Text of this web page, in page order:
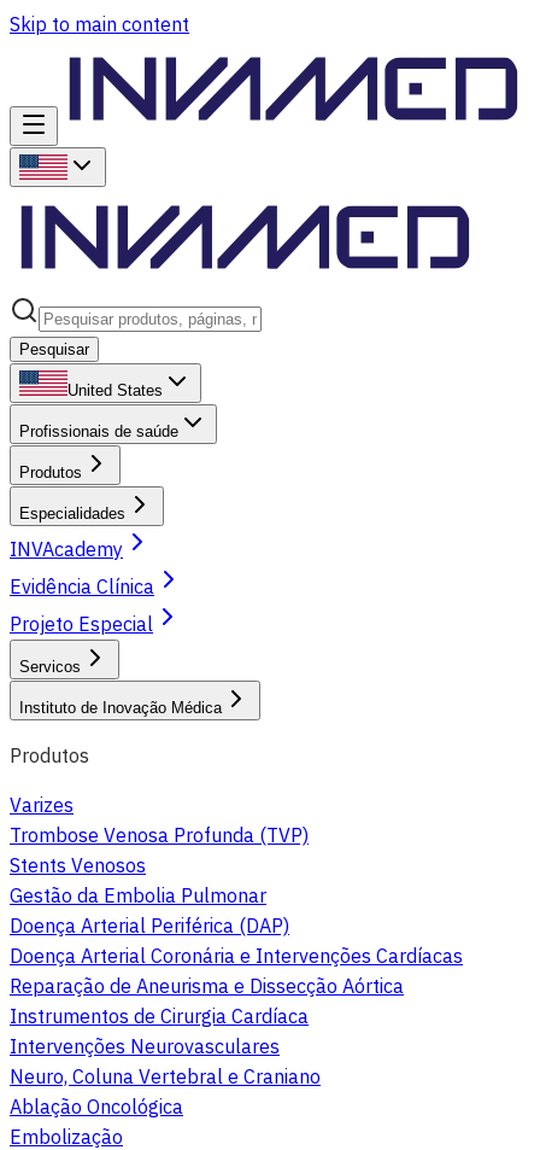
Skip to main content
Pesquisar
United States
Profissionais de saúde
Produtos
Especialidades
INVAcademy
Evidência Clínica
Projeto Especial
Servicos
Instituto de Inovação Médica
Produtos
Varizes
Trombose Venosa Profunda (TVP)
Stents Venosos
Gestão da Embolia Pulmonar
Doença Arterial Periférica (DAP)
Doença Arterial Coronária e Intervenções Cardíacas
Reparação de Aneurisma e Dissecção Aórtica
Instrumentos de Cirurgia Cardíaca
Intervenções Neurovasculares
Neuro, Coluna Vertebral e Craniano
Ablação Oncológica
Embolização